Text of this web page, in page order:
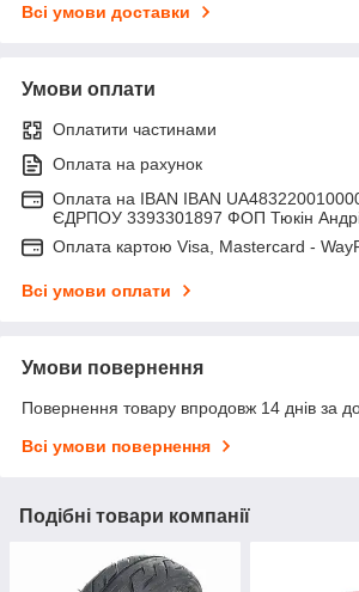
Всі умови доставки
Умови оплати
Оплатити частинами
Оплата на рахунок
Оплата на IBAN IBAN
ЄДРПОУ 3393301897 ФОП Тюкін
Оплата картою Visa, Mastercard -
Всі умови оплати
Умови повернення
Повернення товару впродовж 14 днів за
Всі умови повернення
Подібні товари компанії